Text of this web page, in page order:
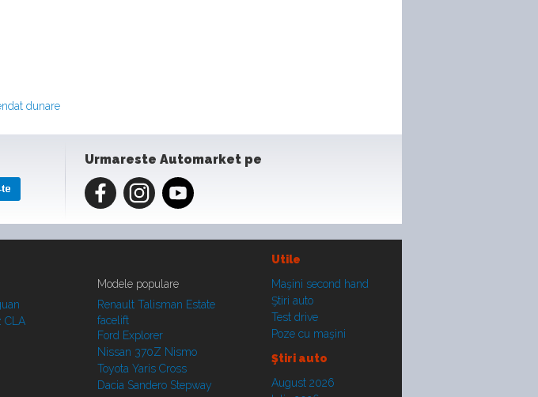
dunare
Urmareste Automarket pe
Utile
CLA
Modele populare
Renault Talisman Estate
facelift
Ford Explorer
Nissan 370Z Nismo
Toyota Yaris Cross
Dacia Sandero Stepway
Maşini second hand
Ştiri auto
Test drive
Poze cu maşini
Ştiri auto
August 2026